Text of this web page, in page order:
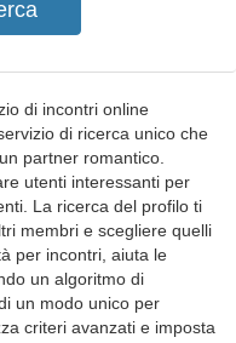
di incontri online
di ricerca unico che
partner romantico.
utenti interessanti per
La ricerca del profilo ti
membri e scegliere quelli
per incontri, aiuta le
un algoritmo di
un modo unico per
criteri avanzati e imposta